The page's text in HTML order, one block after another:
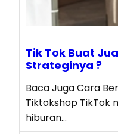
Tik Tok Buat
Strateginya ?
Baca Juga Cara
Tiktokshop TikTok
hiburan…